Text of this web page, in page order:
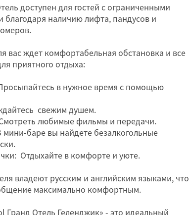
доступен для гостей с ограниченными
благодаря наличию лифта, пандусов и
вас ждет комфортабельная обстановка и все
приятного отдыха:
в нужное время с помощью
свежим душем.
любимые фильмы и передачи.
баре вы найдете безалкогольные
Отдыхайте в комфорте и уюте.
владеют русским и английским языками, что
максимально комфортным.
Гранд Отель Геленджик» - это идеальный